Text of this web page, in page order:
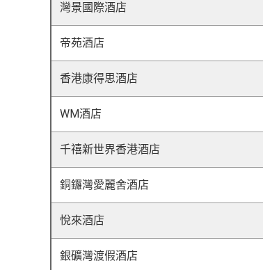
灣景國際酒店
帝苑酒店
香港康得思酒店
WM酒店
千禧新世界香港酒店
銅鑼灣愛麗舍酒店
悅來酒店
銀礦灣渡假酒店